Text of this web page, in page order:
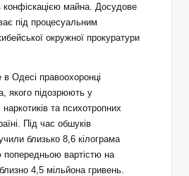
конфіскацією майна. Досудове
під процесуальним
окружної прокуратури
Одесі правоохоронці
якого підозрюють у
та психотропних
Під час обшуків
близько 8,6 кілограма
попередньою вартістю на
4,5 мільйона гривень.